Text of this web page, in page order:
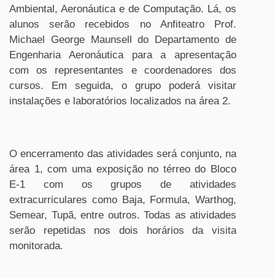
Ambiental, Aeronáutica e de Computação. Lá, os
alunos serão recebidos no Anfiteatro Prof.
Michael George Maunsell do Departamento de
Engenharia Aeronáutica para a apresentação
com os representantes e coordenadores dos
cursos. Em seguida, o grupo poderá visitar
instalações e laboratórios localizados na área 2.
O encerramento das atividades será conjunto, na
área 1, com uma exposição no térreo do Bloco
E-1 com os grupos de atividades
extracurriculares como Baja, Formula, Warthog,
Semear, Tupã, entre outros. Todas as atividades
serão repetidas nos dois horários da visita
monitorada.